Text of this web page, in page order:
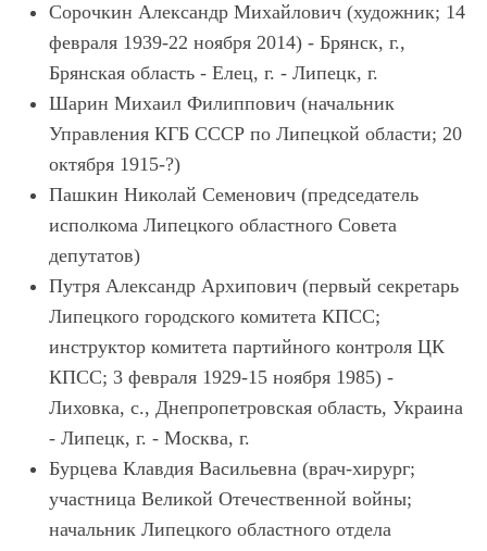
Сорочкин Александр Михайлович (художник; 14
февраля 1939-22 ноября 2014) - Брянск, г.,
Брянская область - Елец, г. - Липецк, г.
Шарин Михаил Филиппович (начальник
Управления КГБ СССР по Липецкой области; 20
октября 1915-?)
Пашкин Николай Семенович (председатель
исполкома Липецкого областного Совета
депутатов)
Путря Александр Архипович (первый секретарь
Липецкого городского комитета КПСС;
инструктор комитета партийного контроля ЦК
КПСС; 3 февраля 1929-15 ноября 1985) -
Лиховка, с., Днепропетровская область, Украина
- Липецк, г. - Москва, г.
Бурцева Клавдия Васильевна (врач-хирург;
участница Великой Отечественной войны;
начальник Липецкого областного отдела